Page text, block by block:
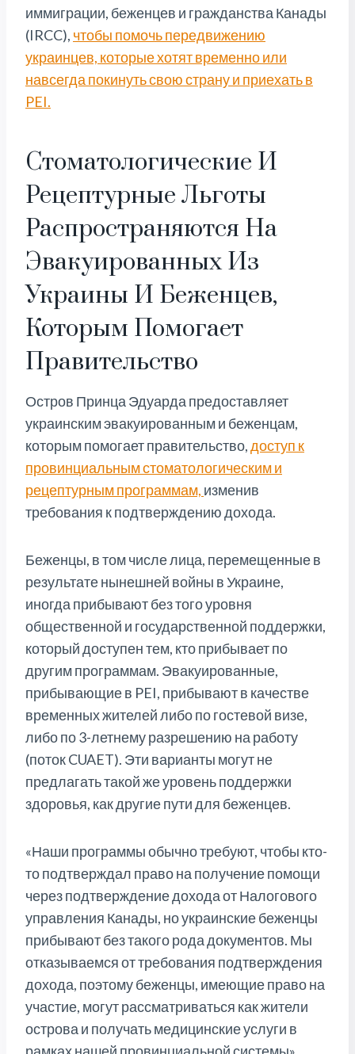
иммиграции, беженцев и гражданства Канады
(IRCC), чтобы помочь передвижению
украинцев, которые хотят временно или
навсегда покинуть свою страну и приехать в
PEI.
Стоматологические И
Рецептурные Льготы
Распространяются На
Эвакуированных Из
Украины И Беженцев,
Которым Помогает
Правительство
Остров Принца Эдуарда предоставляет
украинским эвакуированным и беженцам,
которым помогает правительство,доступ к
провинциальным стоматологическим и
рецептурным программам, изменив
требования к подтверждению дохода.
Беженцы, в том числе лица, перемещенные в
результате нынешней войны в Украине,
иногда прибывают без того уровня
общественной и государственной поддержки,
который доступен тем, кто прибывает по
другим программам. Эвакуированные,
прибывающие в PEI, прибывают в качестве
временных жителей либо по гостевой визе,
либо по 3-летнему разрешению на работу
(поток CUAET). Эти варианты могут не
предлагать такой же уровень поддержки
здоровья, как другие пути для беженцев.
«Наши программы обычно требуют, чтобы кто-
то подтверждал право на получение помощи
через подтверждение дохода от Налогового
управления Канады, но украинские беженцы
прибывают без такого рода документов. Мы
отказываемся от требования подтверждения
дохода, поэтому беженцы, имеющие право на
участие, могут рассматриваться как жители
острова и получать медицинские услуги в